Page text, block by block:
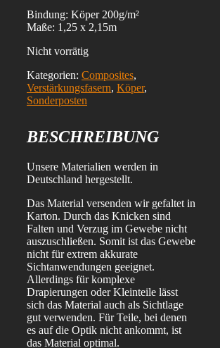
Bindung: Köper 200g/m²
Maße: 1,25 x 2,15m
Nicht vorrätig
Kategorien: Composites,
Verstärkungsfasern, Köper,
Sonderposten
BESCHREIBUNG
Unsere Materialien werden in
Deutschland hergestellt.
Das Material versenden wir gefaltet in
Karton. Durch das Knicken sind
Falten und Verzug im Gewebe nicht
auszuschließen. Somit ist das Gewebe
nicht für extrem akkurate
Sichtanwendungen geeignet.
Allerdings für komplexe
Drapierungen oder Kleinteile lässt
sich das Material auch als Sichtlage
gut verwenden. Für Teile, bei denen
es auf die Optik nicht ankommt, ist
das Material optimal.